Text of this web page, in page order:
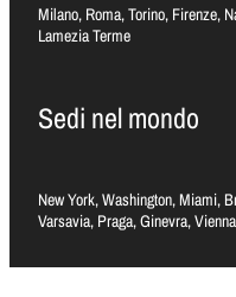
Milano, Roma, Torino, Firenze,
Lamezia Terme
Sedi nel mondo
New York, Washington, Miami,
Varsavia, Praga, Ginevra,